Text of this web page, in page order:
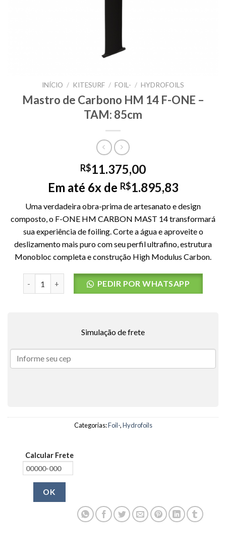
INÍCIO / KITESURF / FOIL- / HYDROFOILS
Mastro de Carbono HM 14 F-ONE –
TAM: 85cm
R$11.375,00
Em até 6x de R$1.895,83
Uma verdadeira obra-prima de artesanato e design
composto, o F-ONE HM CARBON MAST 14 transformará
sua experiência de foiling. Corte a água e aproveite o
deslizamento mais puro com seu perfil ultrafino, estrutura
Monobloc completa e construção High Modulus Carbon.
Mastro de Carbono HM 14 F-ONE - TAM: 85cm quantidade
PEDIR POR WHATSAPP
Simulação de frete
Categorias:Foil-,Hydrofoils
Calcular Frete
OK